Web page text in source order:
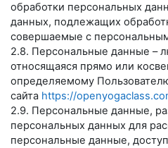
обработки персональных
данных, подлежащих
совершаемые с
2.8. Персональные данные –
относящаяся прямо или
определяемому
сайта https://
2.9. Персональные данные,
персональных данных для
персональные данные,